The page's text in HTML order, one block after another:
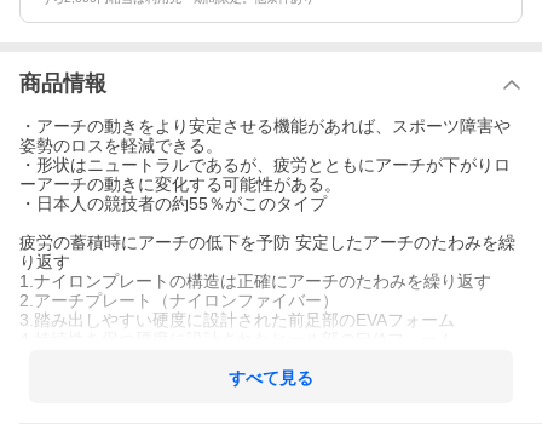
商品情報
・アーチの動きをより安定させる機能があれば、スポーツ障害や
姿勢のロスを軽減できる。
・形状はニュートラルであるが、疲労とともにアーチが下がりロ
ーアーチの動きに変化する可能性がある。
・日本人の競技者の約55％がこのタイプ
疲労の蓄積時にアーチの低下を予防 安定したアーチのたわみを繰
り返す
1.ナイロンプレートの構造は正確にアーチのたわみを繰り返す
2.アーチプレート（ナイロンファイバー）
3.踏み出しやすい硬度に設計された前足部のEVAフォーム
すべて見る